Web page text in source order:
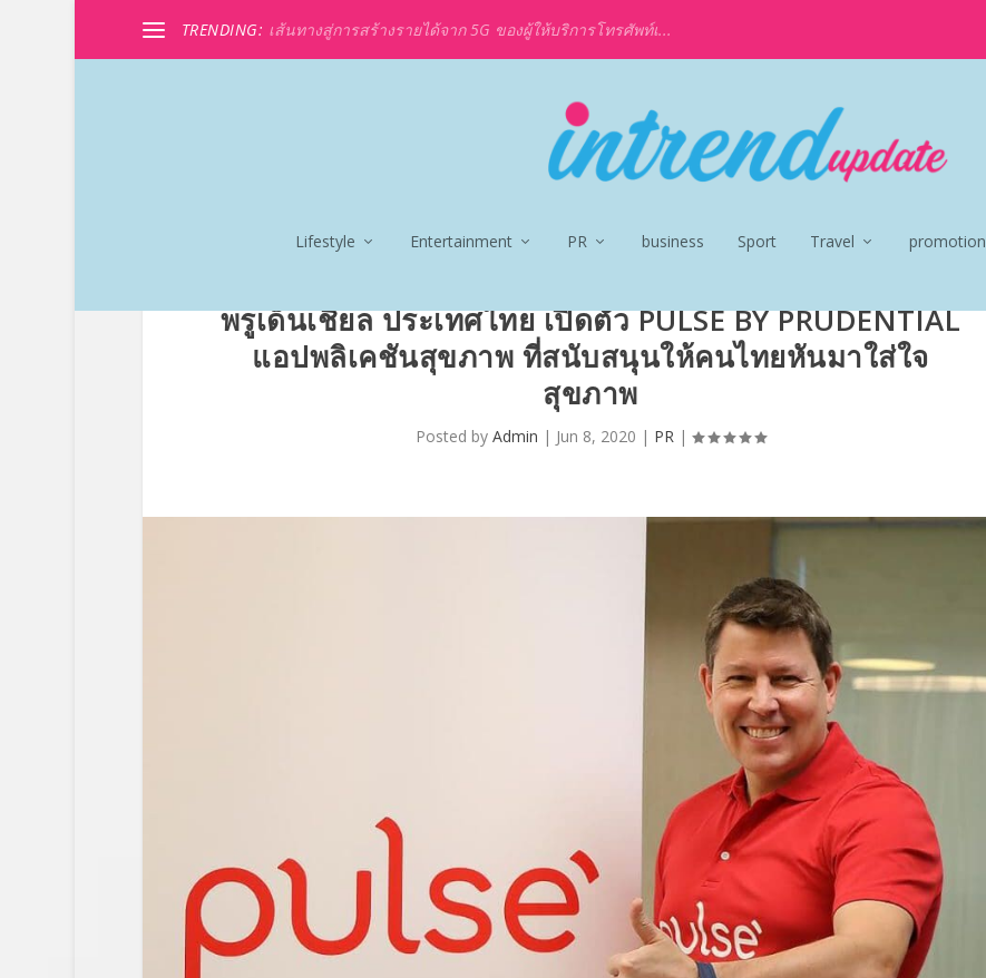
TRENDING: เส้นทางสู่การสร้างรายได้จาก 5G ของผู้ให้บริการโทรศัพท์เ...
Lifestyle Entertainment PR business Sport Travel promotion
พรูเด็นเชียล ประเทศไทย เปิดตัว PULSE BY PRUDENTIAL
แอปพลิเคชันสุขภาพ ที่สนับสนุนให้คนไทยหันมาใส่ใจ
สุขภาพ
Posted by Admin | Jun 8, 2020 | PR|